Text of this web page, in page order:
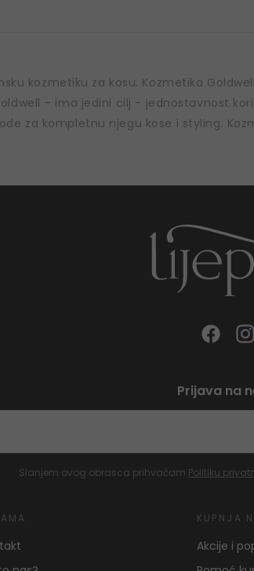
kozmetiku za kosu. Kozmetika
– ima jedini cilj - jednostavnost
za kompletnu njegu kose i styling.
Prijava na
Slanjem ovog obrasca prihvaćam Politiku
KUPNJA
Akcije i